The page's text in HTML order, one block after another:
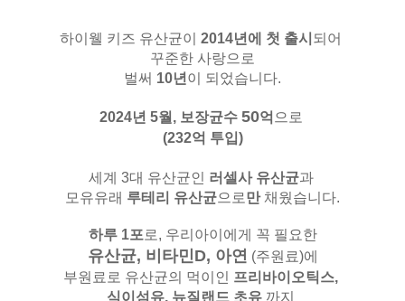
하이웰 키즈 유산균이 2014년에 첫 출시 되어
꾸준한 사랑으로
벌써 10년 이 되었습니다.
2024년 5월, 보장균수 50억 으로
(232억 투입)
세계 3대 유산균인 러셀사 유산균과
모유유래 루테리 유산균으로만채웠습니다.
하루 1포 로, 우리아이에게 꼭 필요한
유산균, 비타민D, 아연 (주원료)에
부원료로 유산균의 먹이인 프리바이오틱스,
식이섬유, 뉴질랜드 초유 까지